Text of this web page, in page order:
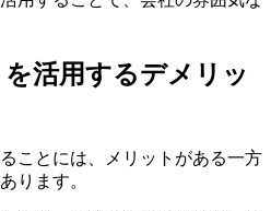
活用するデメリッ
ことには、メリットがある一方
ります。